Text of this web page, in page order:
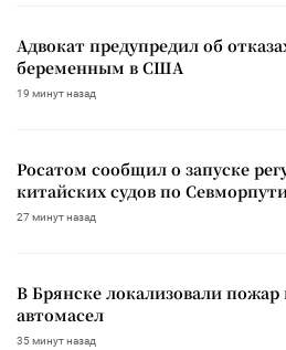
Адвокат предупредил об
беременным в США
19 минут назад
Росатом сообщил о запуске
китайских судов по
27 минут назад
В Брянске локализовали пожар
автомасел
35 минут назад